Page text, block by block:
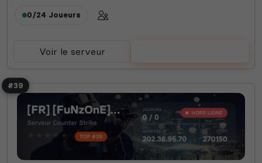
0/24 Joueurs
Voir le serveur
#39